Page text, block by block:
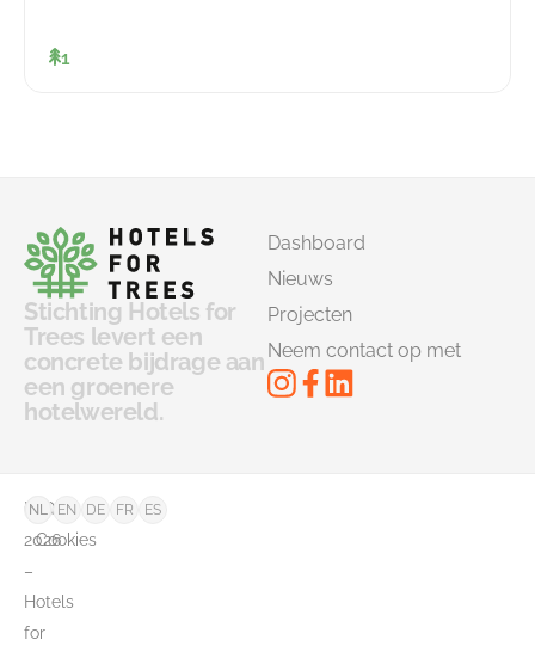
1
Stichting Hotels for
Trees levert een
concrete bijdrage aan
een groenere
hotelwereld.
Dashboard
Nieuws
Projecten
Neem contact op met
©
2026
–
Hotels
for
FAQ
Cookies
NL EN DE FR ES